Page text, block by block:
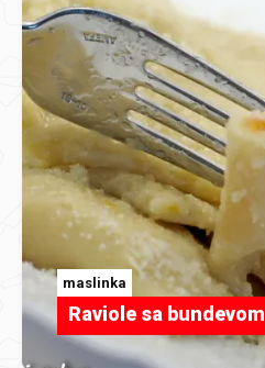
maslinka
Raviole sa bundevom